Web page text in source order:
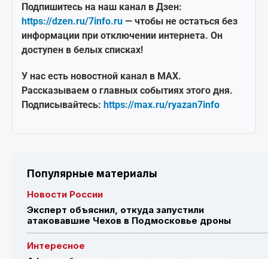
Подпишитесь на наш канал в Дзен:
https://dzen.ru/7info.ru — чтобы не остаться без
информации при отключении интернета. Он
доступен в белых списках!
У нас есть новостной канал в MAX.
Рассказываем о главных событиях этого дня.
Подписывайтесь: https://max.ru/ryazan7info
Популярные материалы
Новости России
Эксперт объяснил, откуда запустили
атаковавшие Чехов в Подмосковье дроны
Интересное